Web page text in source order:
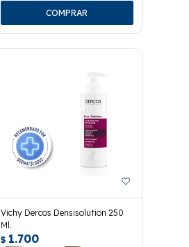
Vichy Dercos Densisolution 250
Ml.
$ 1.700